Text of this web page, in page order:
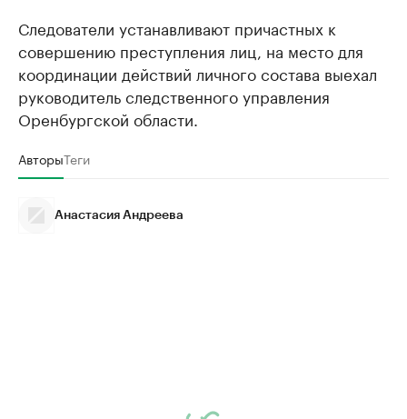
Следователи устанавливают причастных к
совершению преступления лиц, на место для
координации действий личного состава выехал
руководитель следственного управления
Оренбургской области.
АвторыТеги
Анастасия Андреева